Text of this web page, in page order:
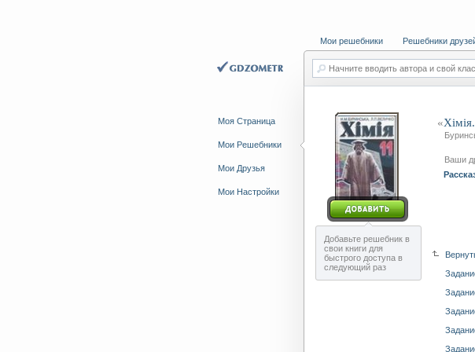
Моя Страница
Мои Решебники
Мои Друзья
Мои Настройки
Мои решебники Решебники
Начните вводить автора и свой
Добавьте решебник в
свои книги для
быстрого доступа в
следующий раз
«Хiмiя.
Ваши